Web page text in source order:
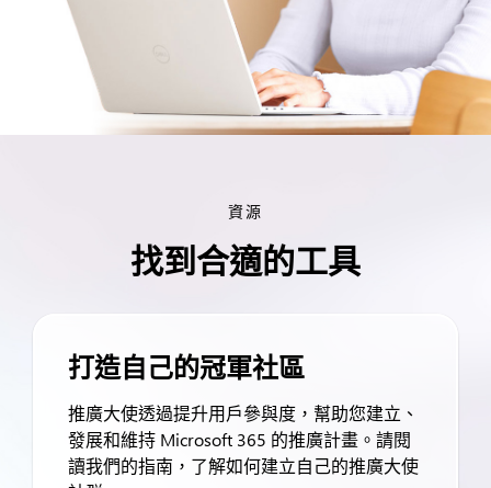
資源
找到合適的工具
打造自己的冠軍社區
推廣大使透過提升用戶參與度，幫助您建立、
發展和維持 Microsoft 365 的推廣計畫。請閱
讀我們的指南，了解如何建立自己的推廣大使